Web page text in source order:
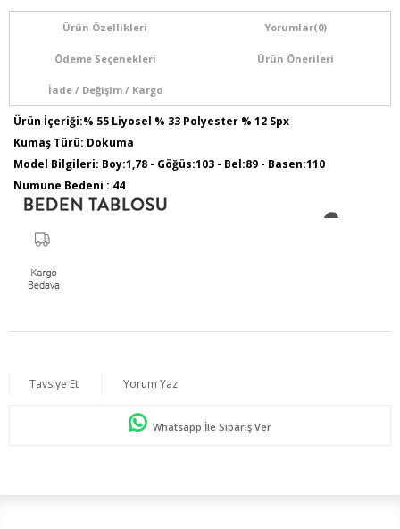
Ürün Özellikleri Yorumlar(0)
Ödeme Seçenekleri Ürün Önerileri
İade / Değişim / Kargo
Ürün İçeriği:% 55 Liyosel % 33 Polyester % 12 Spx
Kumaş Türü: Dokuma
Model Bilgileri: Boy:1,78 - Göğüs:103 - Bel:89 - Basen:110
Numune Bedeni : 44
Tavsiye Et Yorum Yaz
Whatsapp İle Sipariş Ver